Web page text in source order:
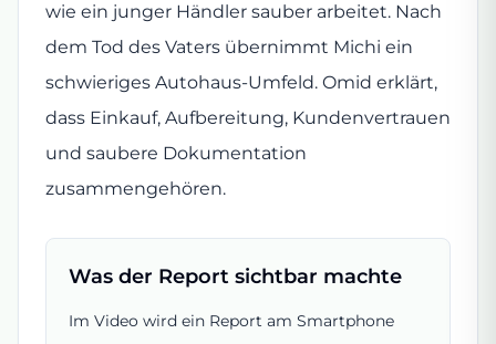
wie ein junger Händler sauber arbeitet. Nach
dem Tod des Vaters übernimmt Michi ein
schwieriges Autohaus-Umfeld. Omid erklärt,
dass Einkauf, Aufbereitung, Kundenvertrauen
und saubere Dokumentation
zusammengehören.
Was der Report sichtbar machte
Im Video wird ein Report am Smartphone